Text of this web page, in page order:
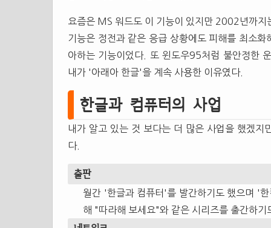
요즘은 MS 워드도 이 기능이 있지만 2002년까
기능은 정전과 같은 응급 상황에도 피해를 최소
아하는 기능이었다. 또 윈도우95처럼 불안정한
내가 '아래아 한글'을 계속 사용한 이유였다.
한글과 컴퓨터의 사업
내가 알고 있는 것 보다는 더 많은 사업을 했겠
다.
출판
월간 '한글과 컴퓨터'를 발간하기도 했으며 '
해 "따라해 보세요"와 같은 시리즈를 출간하기